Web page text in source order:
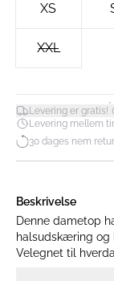
XS
XXL
Levering er gratis!*
Levering mellem
30 dages nem
Beskrivelse
Denne dametop
halsudskæring og
Velegnet til